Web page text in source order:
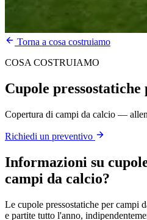
Torna a cosa costruiamo
COSA COSTRUIAMO
Cupole
Copertura di campi da calcio —
Richiedi un preventivo
Informazioni su
campi da calcio?
Le cupole pressostatiche per campi
e partite tutto l'anno,